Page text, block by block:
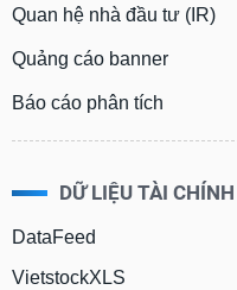
Quan hệ nhà đầu tư (IR)
Quảng cáo banner
Báo cáo phân tích
DỮ LIỆU TÀI CHÍNH
DataFeed
VietstockXLS